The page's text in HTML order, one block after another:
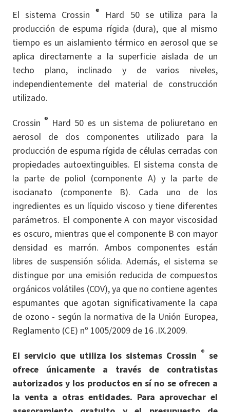
El sistema Crossin®
Hard 50 se utiliza para la
producción de espuma rígida (dura), que al mismo
tiempo es un aislamiento térmico en aerosol que se
aplica directamente a la superficie aislada de un
techo plano, inclinado y de varios niveles,
independientemente del material de construcción
utilizado.
Crossin® Hard 50 es un sistema de poliuretano en
aerosol de dos componentes utilizado para la
producción de espuma rígida de células cerradas con
propiedades autoextinguibles. El sistema consta de
la parte de poliol (componente A) y la parte de
isocianato (componente B). Cada uno de los
ingredientes es un líquido viscoso y tiene diferentes
parámetros. El componente A con mayor viscosidad
es oscuro, mientras que el componente B con mayor
densidad es marrón. Ambos componentes están
libres de suspensión sólida. Además, el sistema se
distingue por una emisión reducida de compuestos
orgánicos volátiles (COV), ya que no contiene agentes
espumantes que agotan significativamente la capa
de ozono - según la normativa de la Unión Europea,
Reglamento (CE) nº 1005/2009 de 16 .IX.2009.
El servicio que utiliza los sistemas Crossin ® se
ofrece únicamente a través de contratistas
autorizados y los productos en sí no se ofrecen a
la venta a otras entidades. Para aprovechar el